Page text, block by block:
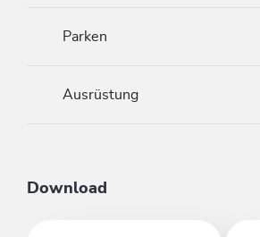
Parken
Ausrüstung
Download